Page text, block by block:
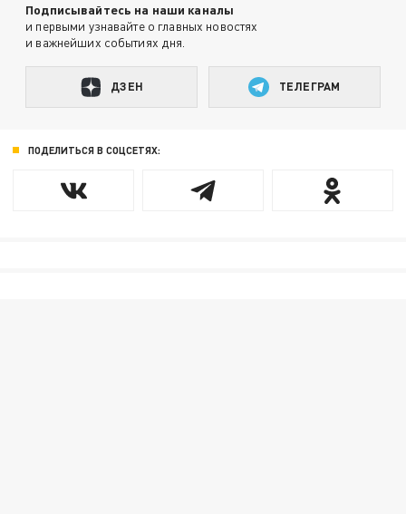
Подписывайтесь на наши каналы
и первыми узнавайте о главных новостях
и важнейших событиях дня.
ДЗЕН ТЕЛЕГРАМ
ПОДЕЛИТЬСЯ В СОЦСЕТЯХ: